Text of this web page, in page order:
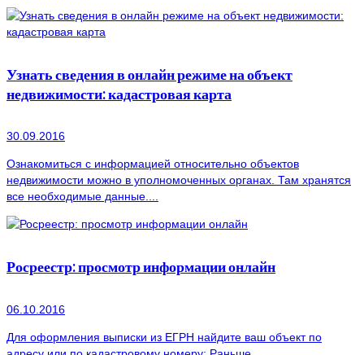
Узнать сведения в онлайн режиме на объект
недвижимости: кадастровая карта
30.09.2016
Ознакомиться с информацией относительно объектов
недвижимости можно в уполномоченных органах. Там хранятся
все необходимые данные....
Росреестр: просмотр информации онлайн
06.10.2016
Для оформления выписки из ЕГРН найдите ваш объект по